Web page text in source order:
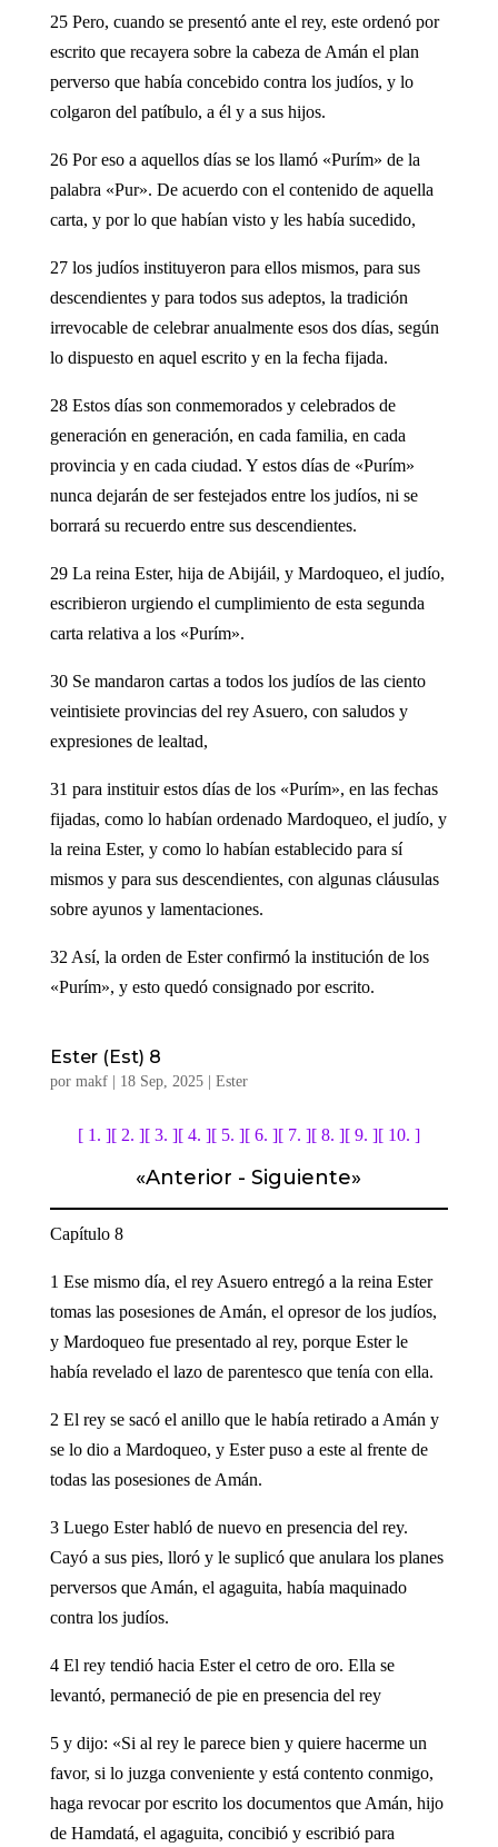
25 Pero, cuando se presentó ante el rey, este ordenó por
escrito que recayera sobre la cabeza de Amán el plan
perverso que había concebido contra los judíos, y lo
colgaron del patíbulo, a él y a sus hijos.
26 Por eso a aquellos días se los llamó «Purím» de la
palabra «Pur». De acuerdo con el contenido de aquella
carta, y por lo que habían visto y les había sucedido,
27 los judíos instituyeron para ellos mismos, para sus
descendientes y para todos sus adeptos, la tradición
irrevocable de celebrar anualmente esos dos días, según
lo dispuesto en aquel escrito y en la fecha fijada.
28 Estos días son conmemorados y celebrados de
generación en generación, en cada familia, en cada
provincia y en cada ciudad. Y estos días de «Purím»
nunca dejarán de ser festejados entre los judíos, ni se
borrará su recuerdo entre sus descendientes.
29 La reina Ester, hija de Abijáil, y Mardoqueo, el judío,
escribieron urgiendo el cumplimiento de esta segunda
carta relativa a los «Purím».
30 Se mandaron cartas a todos los judíos de las ciento
veintisiete provincias del rey Asuero, con saludos y
expresiones de lealtad,
31 para instituir estos días de los «Purím», en las fechas
fijadas, como lo habían ordenado Mardoqueo, el judío, y
la reina Ester, y como lo habían establecido para sí
mismos y para sus descendientes, con algunas cláusulas
sobre ayunos y lamentaciones.
32 Así, la orden de Ester confirmó la institución de los
«Purím», y esto quedó consignado por escrito.
Ester (Est) 8
por makf| 18 Sep, 2025| Ester
[ 1. ][ 2. ][ 3. ][ 4. ][ 5. ][ 6. ][ 7. ][ 8. ][ 9. ][ 10. ]
«Anterior -Siguiente»
Capítulo 8
1 Ese mismo día, el rey Asuero entregó a la reina Ester
tomas las posesiones de Amán, el opresor de los judíos,
y Mardoqueo fue presentado al rey, porque Ester le
había revelado el lazo de parentesco que tenía con ella.
2 El rey se sacó el anillo que le había retirado a Amán y
se lo dio a Mardoqueo, y Ester puso a este al frente de
todas las posesiones de Amán.
3 Luego Ester habló de nuevo en presencia del rey.
Cayó a sus pies, lloró y le suplicó que anulara los planes
perversos que Amán, el agaguita, había maquinado
contra los judíos.
4 El rey tendió hacia Ester el cetro de oro. Ella se
levantó, permaneció de pie en presencia del rey
5 y dijo: «Si al rey le parece bien y quiere hacerme un
favor, si lo juzga conveniente y está contento conmigo,
haga revocar por escrito los documentos que Amán, hijo
de Hamdatá, el agaguita, concibió y escribió para